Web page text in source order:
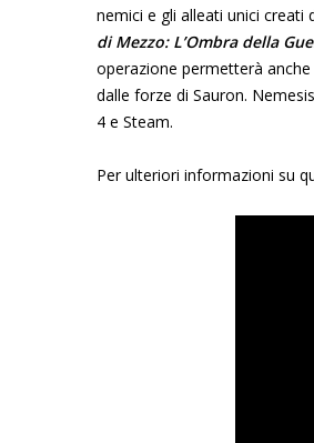
nemici e gli alleati unici creati
di Mezzo: L’Ombra della
operazione permetterà
dalle forze di Sauron.
4 e Steam.
Per ulteriori informazioni su